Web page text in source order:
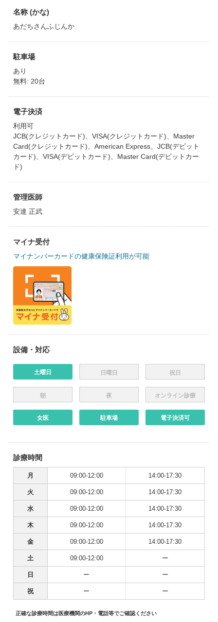
名称 (かな)
あだちさんふじんか
駐車場
あり
無料: 20台
電子決済
利用可
JCB(クレジットカード)、VISA(クレジットカード)、Master
Card(クレジットカード)、American Express、JCB(デビット
カード)、VISA(デビットカード)、Master Card(デビットカー
ド)
管理医師
安達 正武
マイナ受付
マイナンバーカードの健康保険証利用が可能
設備・対応
土曜日 日曜日 祝日
朝 夜 オンライン診療
女医 駐車場 電子決済可
診療時間
月 09:00-12:00 14:00-17:30
火 09:00-12:00 14:00-17:30
水 09:00-12:00 14:00-17:30
木 09:00-12:00 14:00-17:30
金 09:00-12:00 14:00-17:30
土 09:00-12:00 ー
日 ー ー
祝 ー ー
正確な診療時間は医療機関のHP・電話等でご確認ください